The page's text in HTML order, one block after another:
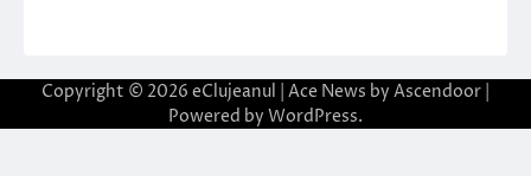
Copyright © 2026 eClujeanul | Ace News by Ascendoor
Powered by WordPress.